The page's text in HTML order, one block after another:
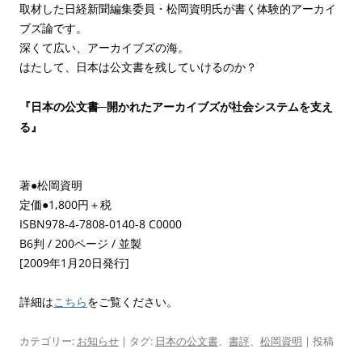
取材した日経新聞編集委員・松岡資明氏が書く体験的アーカイ
ブズ論です。
深くて広い、アーカイブズの海。
はたして、日本は公文書を残していけるのか？
『日本の公文書─開かれたアーカイブズが社会システムを支え
る』
著●松岡資明
定価●1,800円＋税
ISBN978-4-7808-0140-8 C0000
B6判 / 200ページ / 並製
[2009年1月20日発行]
詳細はこちらをご覧ください。
カテゴリー: お知らせ | タグ: 日本の公文書、 書評、 松岡資明 | 投稿